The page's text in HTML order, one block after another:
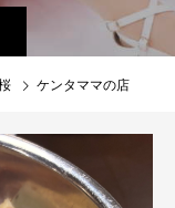
ケンタママの店